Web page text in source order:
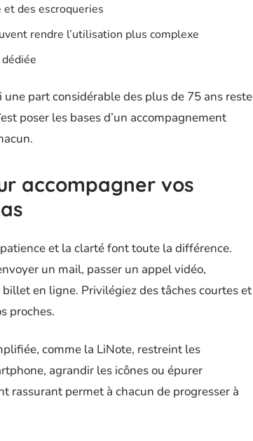
des escroqueries
rendre l’utilisation plus complexe
part considérable des plus de 75 ans reste
poser les bases d’un accompagnement
accompagner vos
et la clarté font toute la différence.
un mail, passer un appel vidéo,
en ligne. Privilégiez des tâches courtes et
proches.
comme la LiNote, restreint les
agrandir les icônes ou épurer
rassurant permet à chacun de progresser à